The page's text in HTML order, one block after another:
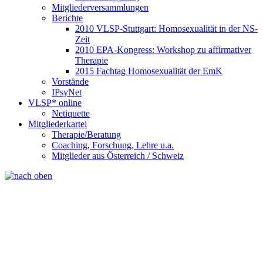
Mitgliederversammlungen
Berichte
2010 VLSP-Stuttgart: Homosexualität in der NS-
Zeit
2010 EPA-Kongress: Workshop zu affirmativer
Therapie
2015 Fachtag Homosexualität der EmK
Vorstände
IPsyNet
VLSP* online
Netiquette
Mitgliederkartei
Therapie/Beratung
Coaching, Forschung, Lehre u.a.
Mitglieder aus Österreich / Schweiz